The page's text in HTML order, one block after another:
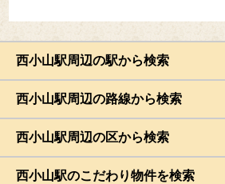
西小山駅周辺の駅から検索
西小山駅周辺の路線から検索
西小山駅周辺の区から検索
西小山駅のこだわり物件を検索